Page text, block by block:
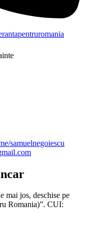
samuelnegoiescu
mai jos, deschise pe
Romania)”. CUI: